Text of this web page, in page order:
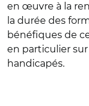
en œuvre à la
la durée des
bénéfiques de
en particulier
handicapés.